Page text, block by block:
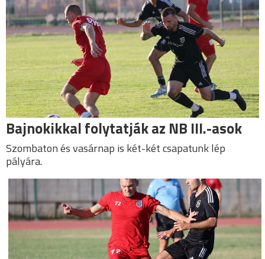
Bajnokikkal folytatják az NB III.-asok
Szombaton és vasárnap is két-két csapatunk lép
pályára.